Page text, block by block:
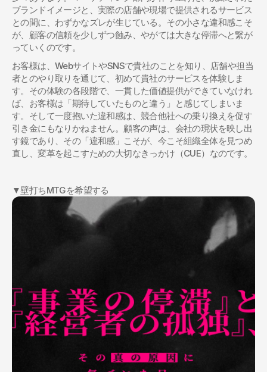
ブランドイメージと、実際の店舗や現場で提供されるサービス
との間に、わずかなズレが生じている。その小さな違和感こそ
が、顧客の信頼を少しずつ蝕み、やがては大きな停滞へと繋が
っていくのです。
お客様は、WebサイトやSNSで貴社のことを知り、店舗や担当
者とのやり取りを通じて、初めて貴社のサービスを体験しま
す。その体験の各段階で、一貫した価値提供ができていなけれ
ば、お客様は「期待していたものと違う」と感じてしまいま
す。そして一度抱いた違和感は、競合他社への乗り換えを促す
引き金にもなりかねません。顧客の声は、会社の現状を映し出
す鏡であり、その「違和感」こそが、今こそ組織全体を見つめ
直し、変革を起こすための大切なきっかけ（CUE）なのです。
▼壁打ちMTGを希望する